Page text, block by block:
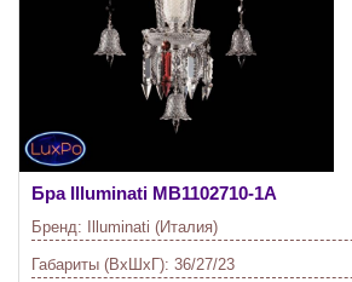
Бра Illuminati MB1102710-1A
Бренд: Illuminati (Италия)
Габариты (ВхШхГ): 36/27/23